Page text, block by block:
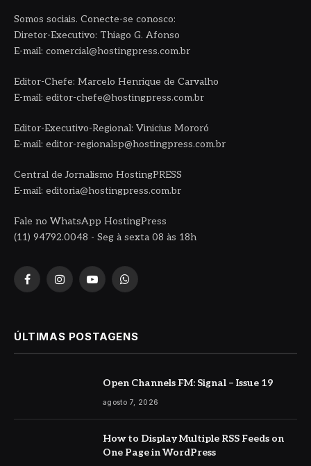
Somos sociais. Conecte-se conosco:
Diretor-Executivo: Thiago G. Afonso
E-mail: comercial@hostingpress.com.br
Editor-Chefe: Marcelo Henrique de Carvalho
E-mail: editor-chefe@hostingpress.com.br
Editor-Executivo-Regional: Vinicius Mororó
E-mail: editor-regionalsp@hostingpress.com.br
Central de Jornalismo HostingPRESS
E-mail: editoria@hostingpress.com.br
Fale no WhatsApp HostingPress
(11) 94792.0048 - Seg à sexta 08 às 18h
FacebookInstagramYouTubeWhatsApp
ÚLTIMAS POSTAGENS
Open Channels FM: Signal – Issue 19
agosto 7, 2026
How to Display Multiple RSS Feeds on
One Page in WordPress